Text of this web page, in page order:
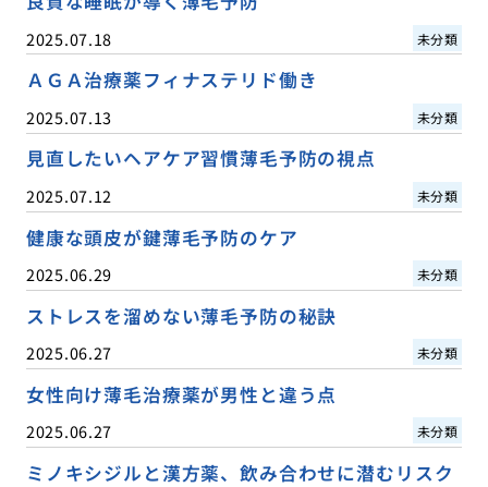
2025.07.18 未分類
ＡＧＡ治療薬フィナステリド働き
2025.07.13 未分類
見直したいヘアケア習慣薄毛予防の視点
2025.07.12 未分類
健康な頭皮が鍵薄毛予防のケア
2025.06.29 未分類
ストレスを溜めない薄毛予防の秘訣
2025.06.27 未分類
女性向け薄毛治療薬が男性と違う点
2025.06.27 未分類
ミノキシジルと漢方薬、飲み合わせに潜むリスク